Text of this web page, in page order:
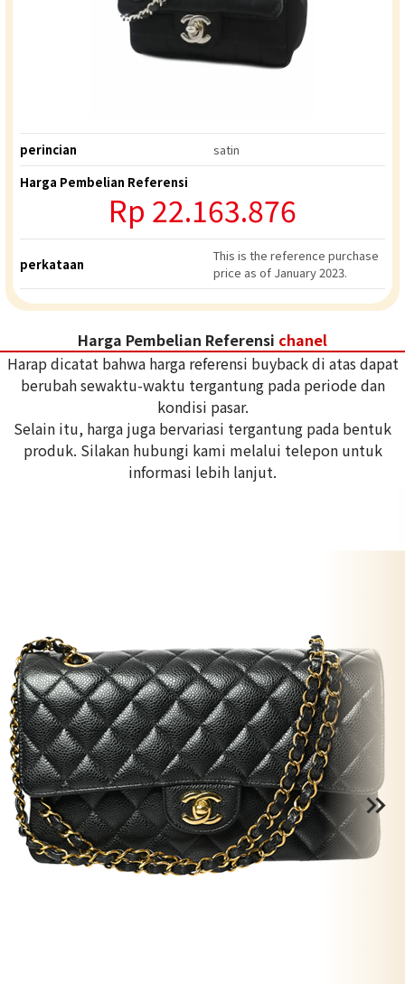
perincian
satin
Harga Pembelian Referensi
Rp 22.163.876
perkataan
This is the reference purchase
price as of January 2023.
Harga Pembelian Referensi chanel
Harap dicatat bahwa harga referensi buyback di atas dapat
berubah sewaktu-waktu tergantung pada periode dan
kondisi pasar.
Selain itu, harga juga bervariasi tergantung pada bentuk
produk. Silakan hubungi kami melalui telepon untuk
informasi lebih lanjut.